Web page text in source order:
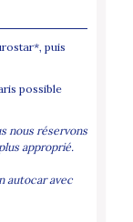
puis
possible
nous réservons
approprié.
autocar avec